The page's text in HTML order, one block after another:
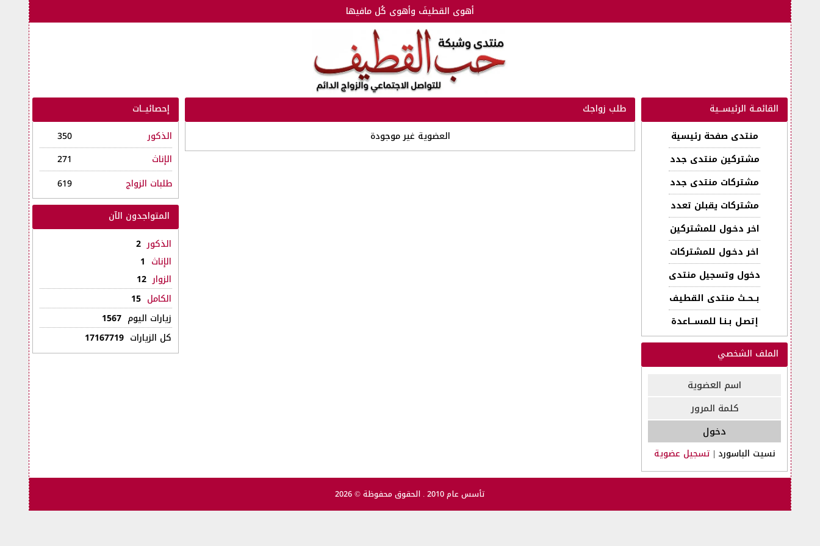
أهوى القطيفَ وأهوى كُل مافيها
القائمـة الرئيســية
منتدى صفحة رئيسية
مشتركين منتدى جدد
مشتركات منتدى جدد
مشتركات يقبلن تعدد
اخر دخـول للمشتركين
اخر دخـول للمشتركات
دخول وتسجيل منتدى
بــحــث منتدى القطيف
إتصـل بـنـا للمســـاعدة
الملف الشخصي
نسيت الباسورد | تسجيل عضوية
طلب زواجك
العضوية غير موجودة
إحصائيــات
الذكور
350
الإناث
271
طلبات الزواج
619
المتواجدون الآن
الذكور 2
الإناث 1
الزوار 12
الكامل 15
زيارات اليوم1567
كل الزيارات17167719
تأسس عام 2010 . الحقوق محفوظة © 2026